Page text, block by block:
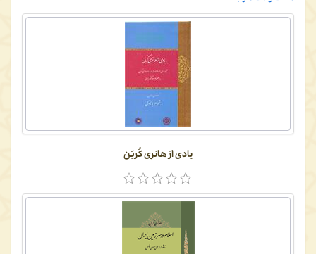
یادی از هانری کُربَن